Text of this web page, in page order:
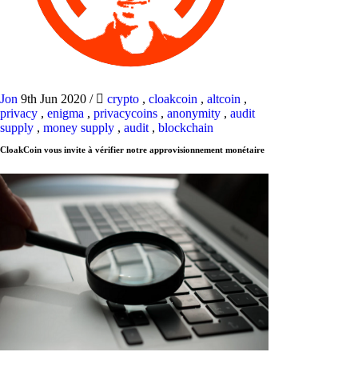
Jon 9th Jun 2020 / crypto , cloakcoin , altcoin ,
privacy , enigma , privacycoins , anonymity , audit
supply , money supply , audit , blockchain
CloakCoin vous invite à vérifier notre approvisionnement monétaire